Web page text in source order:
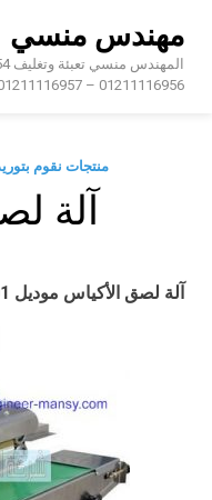
content
مهندس منسي
01211116956 – 01211116957 – 01211116958
منتجات نقوم
آلة
آلة لصق الأكياس موديل